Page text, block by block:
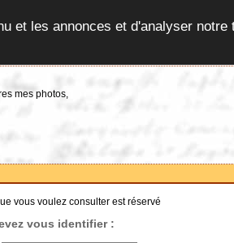
et les annonces et d'analyser notre
mes photos,
vous voulez consulter est réservé
vous identifier :